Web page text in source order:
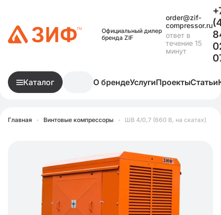
Официальный дилер
бренда ZIF
order@zif-
compressor.ru
ответ в
течение 15
минут
Каталог О брендеУслугиПроектыСтатьи
Главная • Винтовые компрессоры • ШВ 4/0,7 (660 В, на скатах)